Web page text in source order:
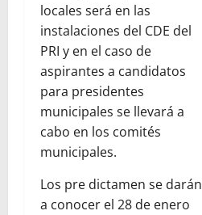
locales será en las
instalaciones del CDE del
PRI y en el caso de
aspirantes a candidatos
para presidentes
municipales se llevará a
cabo en los comités
municipales.
Los pre dictamen se darán
a conocer el 28 de enero